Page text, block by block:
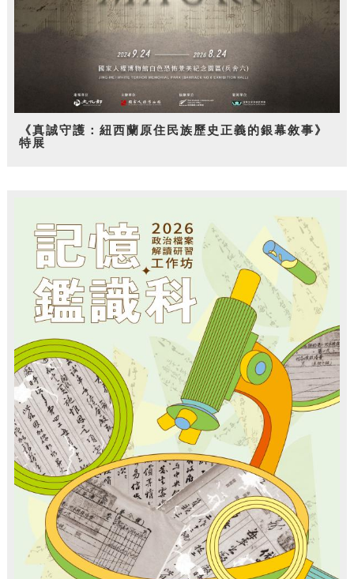
《真誠守護：紐西蘭原住民族歷史正義的銀幕敘事》
特展